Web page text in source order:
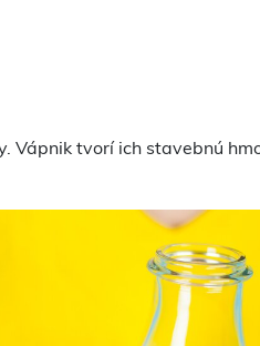
Vápnik tvorí ich stavebnú